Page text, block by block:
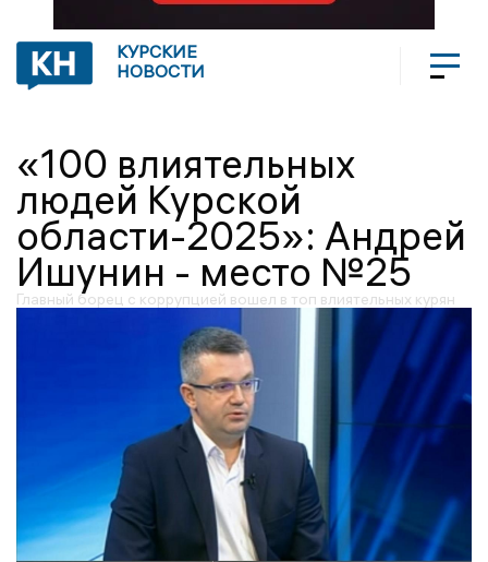
КУРСКИЕ
НОВОСТИ
«100 влиятельных
людей Курской
области-2025»: Андрей
Ишунин - место №25
Главный борец с коррупцией вошел в топ влиятельных курян